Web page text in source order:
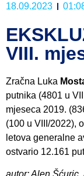
18.09.2023
VIII.
Zračna Luka
putnika (4801 u
mjeseca 2019.
(100 u VIII/2022),
letova generalne
ostvario 12.161
autor: Alen